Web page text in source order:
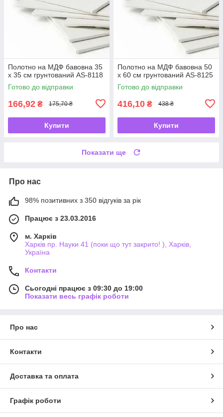
Полотно на МДФ бавовна 35
х 35 см грунтований AS-8118
Готово до відправки
166,92 ₴ 175,70 ₴
Купити
Полотно на МДФ бавовна 50
х 60 см грунтований AS-8125
Готово до відправки
416,10 ₴ 438 ₴
Купити
Показати ще
Про нас
98% позитивних з 350 відгуків за рік
Працює з 23.03.2016
м. Харків
Харків пр. Науки 41 (поки що тут закрито! ), Харків,
Україна
Контакти
Сьогодні працює з 09:30 до 19:00
Показати весь графік роботи
Про нас
Контакти
Доставка та оплата
Графік роботи